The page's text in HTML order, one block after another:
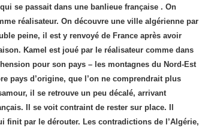
se passait dans une banlieue française . On
réalisateur. On découvre une ville algérienne par
peine, il est y renvoyé de France après avoir
Kamel est joué par le réalisateur comme dans
pour son pays – les montagnes du Nord-Est
pays d’origine, que l’on ne comprendrait plus
il se retrouve un peu décalé, arrivant
Il se voit contraint de rester sur place. Il
finit par le dérouter. Les contradictions de l’Algérie,